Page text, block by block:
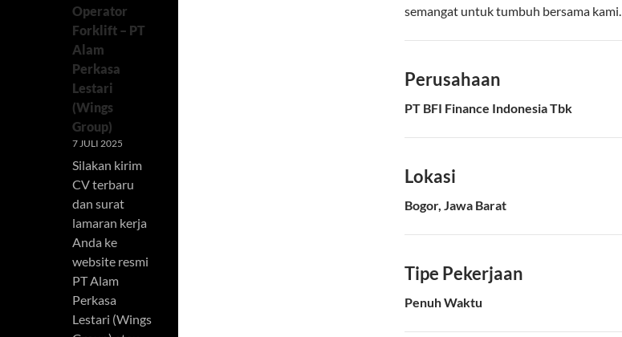
semangat untuk tumbuh bersama kami.
Perusahaan
PT BFI Finance Indonesia Tbk
Lokasi
Bogor, Jawa Barat
Tipe Pekerjaan
Penuh Waktu
Operator
Forklift – PT
Alam
Perkasa
Lestari
(Wings
Group)
7 JULI 2025
Silakan kirim
CV terbaru
dan surat
lamaran kerja
Anda ke
website resmi
PT Alam
Perkasa
Lestari (Wings